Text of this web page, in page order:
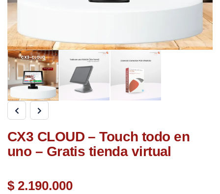
CX3 CLOUD – Touch todo en
uno – Gratis tienda virtual
$ 2.190.000